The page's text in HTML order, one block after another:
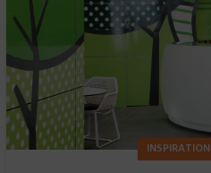
INSPIRATION